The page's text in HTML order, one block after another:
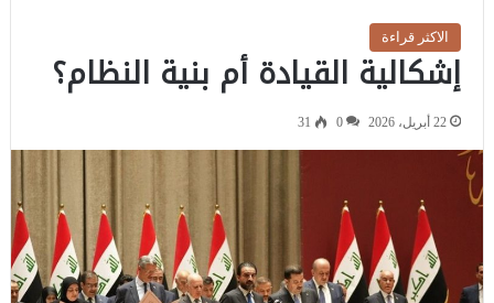
الاكثر قراءة
إشكالية القيادة أم بنية النظام؟
22 أبريل، 2026 0
31